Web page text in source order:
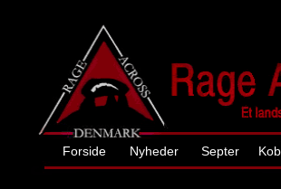
Forside Nyheder Septer